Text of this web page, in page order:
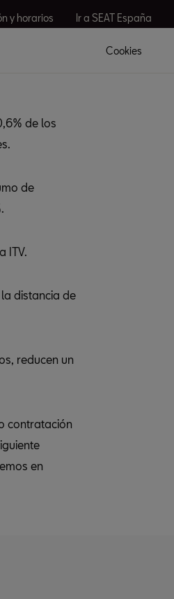
y horarios Ir a SEAT España
Cookies
de los
de
ITV.
distancia de
reducen un
contratación
en